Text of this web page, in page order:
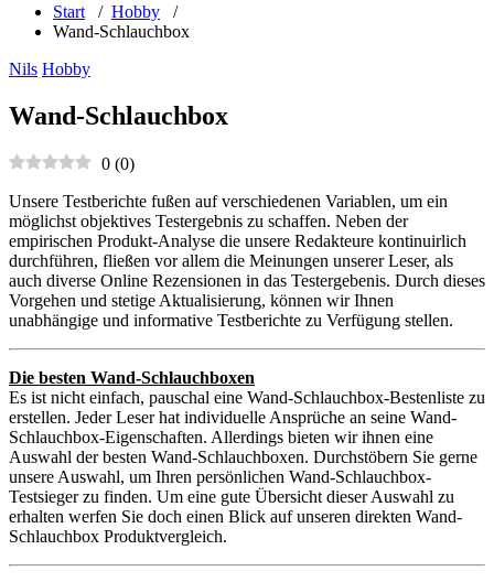
Start / Hobby /
Wand-Schlauchbox
Nils Hobby
Wand-Schlauchbox
0 (0)
Unsere Testberichte fußen auf verschiedenen Variablen, um ein
möglichst objektives Testergebnis zu schaffen. Neben der
empirischen Produkt-Analyse die unsere Redakteure kontinuirlich
durchführen, fließen vor allem die Meinungen unserer Leser, als
auch diverse Online Rezensionen in das Testergebenis. Durch dieses
Vorgehen und stetige Aktualisierung, können wir Ihnen
unabhängige und informative Testberichte zu Verfügung stellen.
Die besten Wand-Schlauchboxen
Es ist nicht einfach, pauschal eine Wand-Schlauchbox-Bestenliste zu
erstellen. Jeder Leser hat individuelle Ansprüche an seine Wand-
Schlauchbox-Eigenschaften. Allerdings bieten wir ihnen eine
Auswahl der besten Wand-Schlauchboxen. Durchstöbern Sie gerne
unsere Auswahl, um Ihren persönlichen Wand-Schlauchbox-
Testsieger zu finden. Um eine gute Übersicht dieser Auswahl zu
erhalten werfen Sie doch einen Blick auf unseren direkten Wand-
Schlauchbox Produktvergleich.